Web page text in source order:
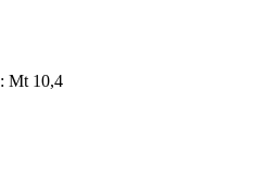
: Mt 10,4